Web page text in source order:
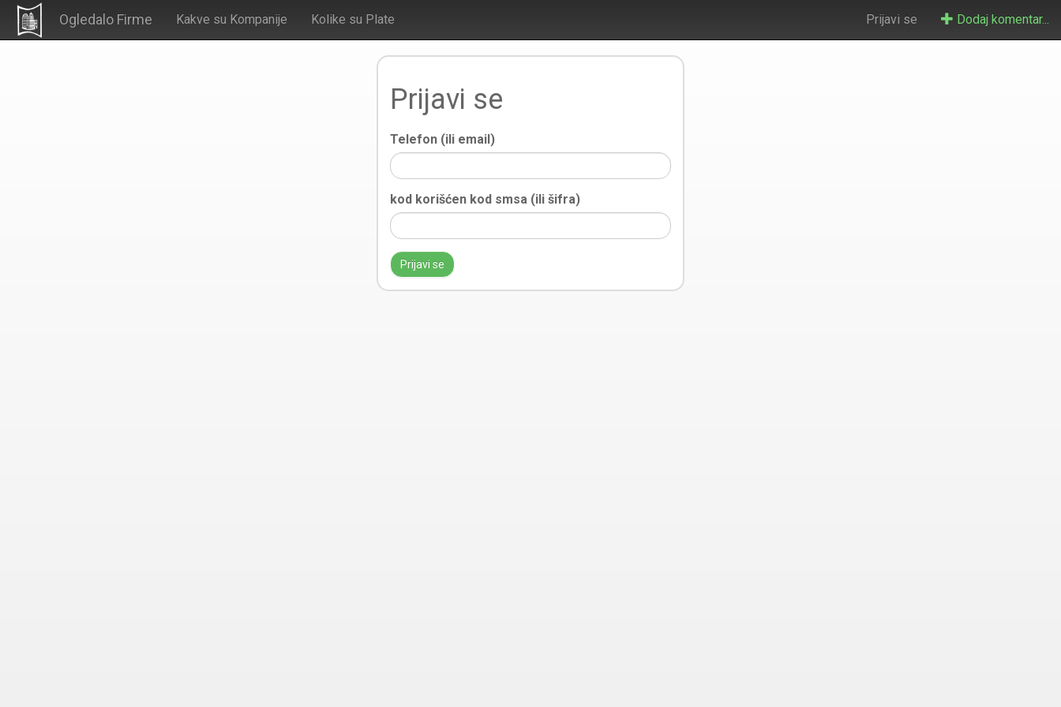
Ogledalo Firme Kakve su Kompanije Kolike su Plate Prijavi se Dodaj komentar...
Prijavi se
Telefon (ili email)
kod korišćen kod smsa (ili šifra)
Prijavi se